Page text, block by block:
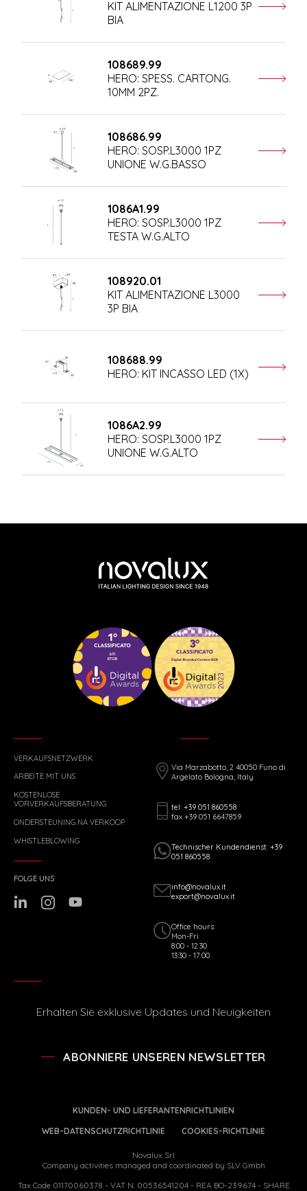
KIT ALIMENTAZIONE L1200 3P
BIA
108689.99
HERO: SPESS. CARTONG.
10MM 2PZ.
108686.99
HERO: SOSP.L3000 1PZ
UNIONE W.G.BASSO
1086A1.99
HERO: SOSP.L3000 1PZ
TESTA W.G.ALTO
108920.01
KIT ALIMENTAZIONE L3000
3P BIA
108688.99
HERO: KIT INCASSO LED (1X)
1086A2.99
HERO: SOSP.L3000 1PZ
UNIONE W.G.ALTO
VERKAUFSNETZWERK
ARBEITE MIT UNS
KOSTENLOSE
VORVERKAUFSBERATUNG
ONDERSTEUNING NA VERKOOP
WHISTLEBLOWING
Via Marzabotto, 2 40050 Funo di
Argelato Bologna, Italy
tel: +39 051 860558
fax +39 051 6647859
Technischer Kundendienst: +39
051 860558
info@novalux.it
export@novalux.it
Office hours:
Mon-Fri
8:00 - 12:30
13:30 - 17:00
FOLGE UNS
Erhalten Sie exklusive Updates und Neuigkeiten
ABONNIERE UNSEREN NEWSLETTER
KUNDEN- UND LIEFERANTENRICHTLINIEN
WEB-DATENSCHUTZRICHTLINIE
COOKIES-RICHTLINIE
Novalux Srl
Company activities managed and coordinated by SLV Gmbh
Tax Code 01170060378 - VAT N. 00536541204 - REA BO-239674 - SHARE